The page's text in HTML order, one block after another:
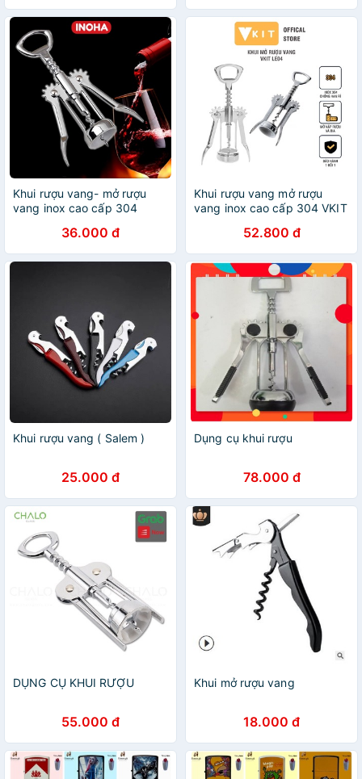
Khui rượu vang- mở rượu
vang inox cao cấp 304
36.000 đ
Khui rượu vang mở rượu
vang inox cao cấp 304 VKIT
52.800 đ
Khui rượu vang ( Salem )
25.000 đ
Dụng cụ khui rượu
78.000 đ
DỤNG CỤ KHUI RƯỢU
55.000 đ
Khui mở rượu vang
18.000 đ